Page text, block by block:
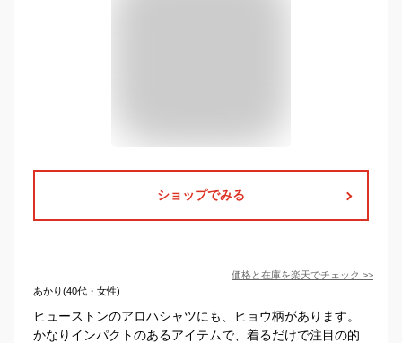
ショップでみる
価格と在庫を楽天でチェック >>
あかり(40代・女性)
ヒューストンのアロハシャツにも、ヒョウ柄があります。
かなりインパクトのあるアイテムで、着るだけで注目の的